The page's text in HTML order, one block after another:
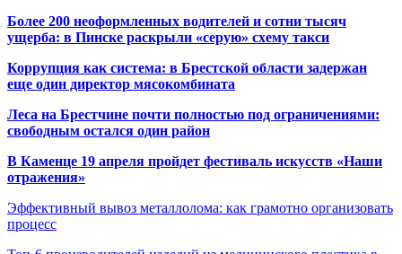
Более 200 неоформленных водителей и сотни тысяч
ущерба: в Пинске раскрыли «серую» схему такси
Коррупция как система: в Брестской области задержан
еще один директор мясокомбината
Леса на Брестчине почти полностью под ограничениями:
свободным остался один район
В Каменце 19 апреля пройдет фестиваль искусств «Наши
отражения»
Эффективный вывоз металлолома: как грамотно организовать
процесс